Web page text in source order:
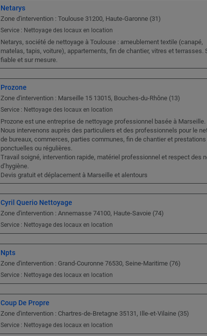
Netarys
Zone d'intervention : Toulouse 31200, Haute-Garonne (31)
Service : Nettoyage des locaux en location
Netarys, société de nettoyage à Toulouse : ameublement textile (canapé,
matelas, tapis, voiture), appartements, fin de chantier, vitres et terrasses.
fiable et sur mesure.
Prozone
Zone d'intervention : Marseille 15 13015, Bouches-du-Rhône (13)
Service : Nettoyage des locaux en location
Prozone est une entreprise de nettoyage professionnel basée à Marseille.
Nous intervenons auprès des particuliers et des professionnels pour le
de bureaux, commerces, parties communes, fin de chantier et prestations
ponctuelles ou régulières.
Travail soigné, intervention rapide, matériel professionnel et respect des
d’hygiène.
Devis gratuit et déplacement à Marseille et alentours
Cyril Querio Nettoyage
Zone d'intervention : Annemasse 74100, Haute-Savoie (74)
Service : Nettoyage des locaux en location
Npts
Zone d'intervention : Grand-Couronne 76530, Seine-Maritime (76)
Service : Nettoyage des locaux en location
Coup De Propre
Zone d'intervention : Chartres-de-Bretagne 35131, Ille-et-Vilaine (35)
Service : Nettoyage des locaux en location